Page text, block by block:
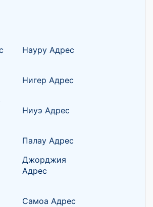
Науру Адрес
Нигер Адрес
Ниуэ Адрес
Палау Адрес
Джорджия
Адрес
Самоа Адрес